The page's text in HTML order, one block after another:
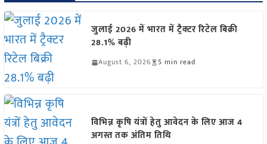
जुलाई 2026 में भारत में ट्रैक्टर रिटेल बिक्री
28.1% बढ़ी
August 6, 2026 5 min read
विभिन्न कृषि यंत्रों हेतु आवेदन के लिए आज 4
अगस्त तक अंतिम तिथि